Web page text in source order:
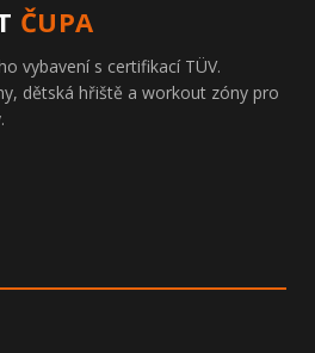
ČUPA
vybavení s certifikací TÜV.
dětská hřiště a workout zóny pro